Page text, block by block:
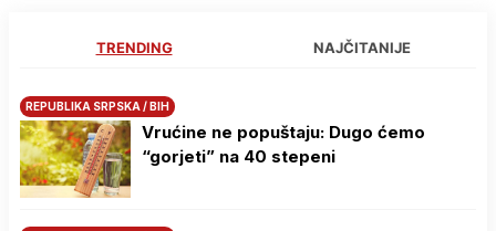
TRENDING NAJČITANIJE
REPUBLIKA SRPSKA / BIH
Vrućine ne popuštaju: Dugo ćemo
“gorjeti” na 40 stepeni